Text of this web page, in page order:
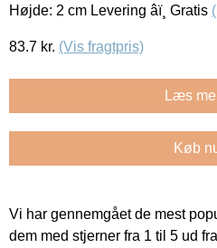
Højde: 2 cm Levering âï¸ Gratis
83.7 kr. (Vis fragtpris)
Læs
Køb
Vi har gennemgået de mest
dem med stjerner fra 1 til 5 ud